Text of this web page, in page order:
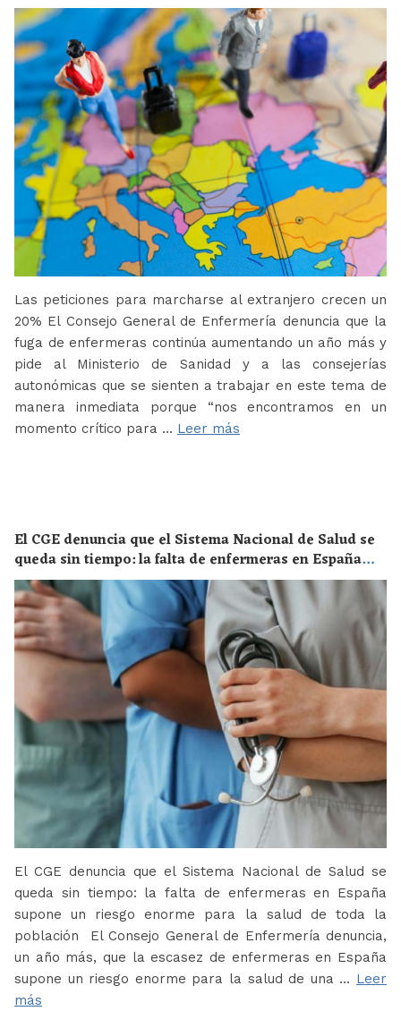
Las peticiones para marcharse al extranjero crecen un
20% El Consejo General de Enfermería denuncia que la
fuga de enfermeras continúa aumentando un año más y
pide al Ministerio de Sanidad y a las consejerías
autonómicas que se sienten a trabajar en este tema de
manera inmediata porque “nos encontramos en un
momento crítico para … Leer más
El CGE denuncia que el Sistema Nacional de Salud se
queda sin tiempo: la falta de enfermeras en España
supone un riesgo enorme para la salud de toda la
población
El CGE denuncia que el Sistema Nacional de Salud se
queda sin tiempo: la falta de enfermeras en España
supone un riesgo enorme para la salud de toda la
población El Consejo General de Enfermería denuncia,
un año más, que la escasez de enfermeras en España
supone un riesgo enorme para la salud de una … Leer
más